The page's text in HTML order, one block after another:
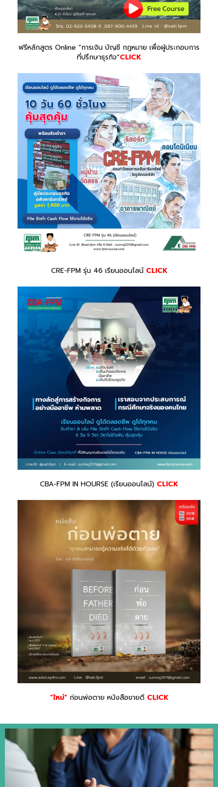
ฟรีหลักสูตร Online “การเงิน บัญชี กฎหมาย เพื่อผู้ประกอบการ
ที่ปรึกษาธุรกิจ”CLICK
CRE-FPM รุ่น 46 เรียนออนไลน์ CLICK
CBA-FPM IN HOURSE (เรียนออนไลน์) CLICK
"ใหม่" ก่อนพ่อตาย หนังสือขายดี CLICK